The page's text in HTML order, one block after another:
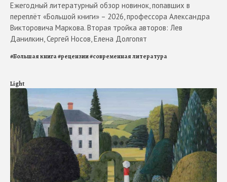
Ежегодный литературный обзор новинок, попавших в
переплёт «Большой книги» – 2026, профессора Александра
Викторовича Маркова. Вторая тройка авторов: Лев
Данилкин, Сергей Носов, Елена Долгопят
#Большая книга#рецензии#современная литература
Light